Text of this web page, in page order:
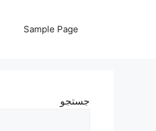
Sample Page
جستجو